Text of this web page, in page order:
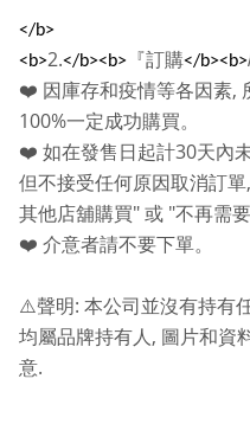
</b>
<b>2.</b><b> 『訂購</b><b>
❤️ 因庫存和疫情等各因素,
100%一定成功購買。
❤️ 如在發售日起計30天內
但不接受任何原因取消訂單,
其他店舖購買" 或 "不再需要
❤️ 介意者請不要下單。
⚠️聲明: 本公司並沒有持有
均屬品牌持有人 , 圖片和資
意.